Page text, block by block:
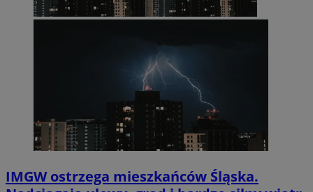
IMGW ostrzega mieszkańców Śląska.